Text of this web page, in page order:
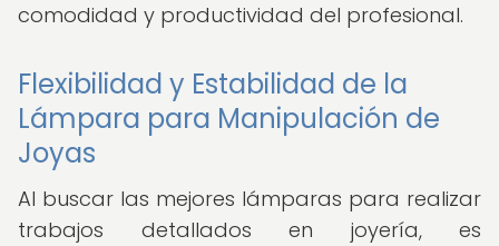
comodidad y productividad del profesional.
Flexibilidad y Estabilidad de la
Lámpara para Manipulación de
Joyas
Al buscar las mejores lámparas para realizar
trabajos detallados en joyería, es